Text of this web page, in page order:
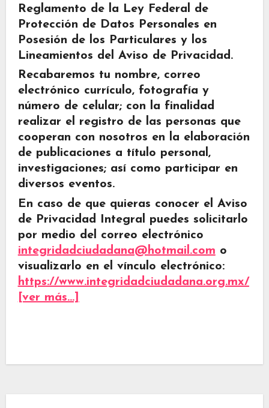
Reglamento de la Ley Federal de
Protección de Datos Personales en
Posesión de los Particulares y los
Lineamientos del Aviso de Privacidad.
Recabaremos tu nombre, correo
electrónico currículo, fotografía y
número de celular; con la finalidad
realizar el registro de las personas que
cooperan con nosotros en la elaboración
de publicaciones a título personal,
investigaciones; así como participar en
diversos eventos.
En caso de que quieras conocer el Aviso
de Privacidad Integral puedes solicitarlo
por medio del correo electrónico
integridadciudadana@hotmail.com o
visualizarlo en el vínculo electrónico:
https://www.integridadciudadana.org.mx/
[ver más…]